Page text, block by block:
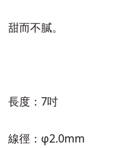
甜而不膩。
長度：7吋
線徑：φ2.0mm